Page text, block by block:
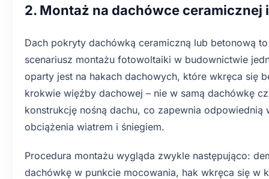
2. Montaż na dachówce ceramicznej
Dach pokryty dachówką ceramiczną lub betonową
scenariusz montażu fotowoltaiki w budownictwie
oparty jest na hakach dachowych, które wkręca się
krokwie więźby dachowej – nie w samą dachówkę
konstrukcję nośną dachu, co zapewnia odpowiednią
obciążenia wiatrem i śniegiem.
Procedura montażu wygląda zwykle następująco:
dachówkę w punkcie mocowania, hak wkręca się w